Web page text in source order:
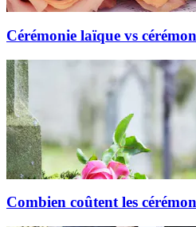
Cérémonie laïque vs
Combien coûtent les